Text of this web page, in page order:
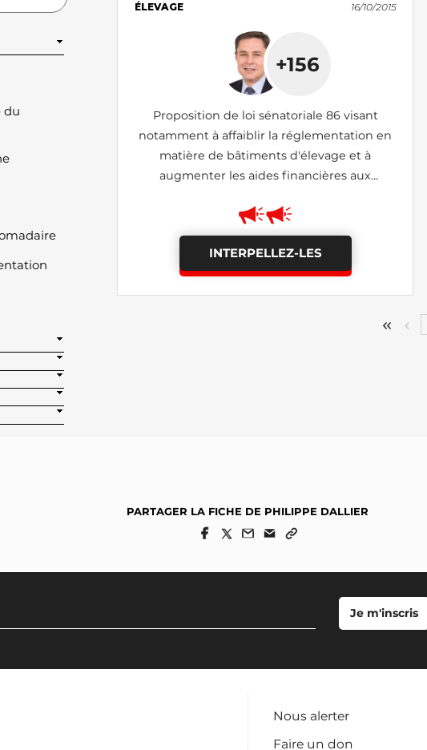
du
achats
de plus
ÉLEVAGE 16/10/2015
+156
Proposition de loi sénatoriale 86 visant
notamment à affaiblir la réglementation en
matière de bâtiments d'élevage et à
augmenter les aides financières aux
INTERPELLEZ-LES
PARTAGER LA FICHE DE PHILIPPE DALLIER
Nous alerter
Faire un don